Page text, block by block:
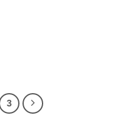
3